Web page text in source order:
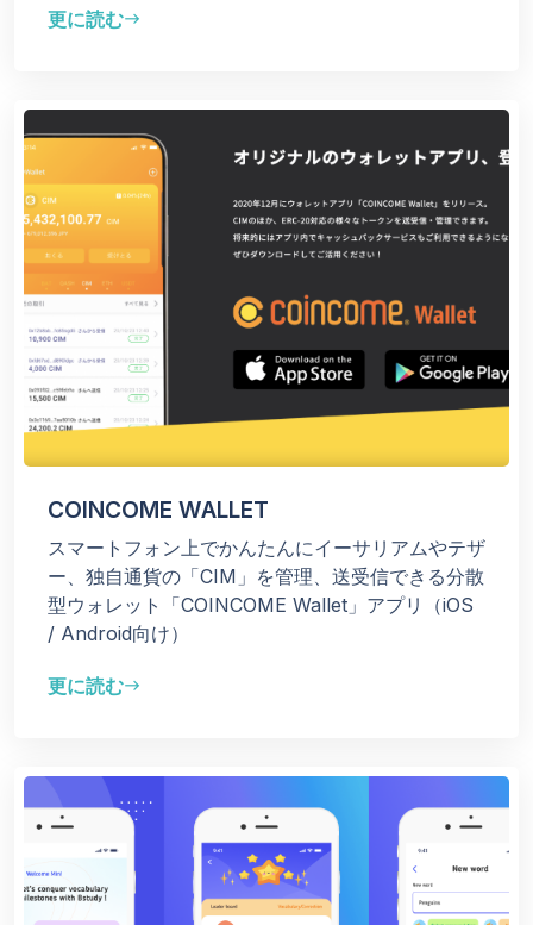
更に読むeast
COINCOME WALLET
スマートフォン上でかんたんにイーサリアムやテザ
ー、独自通貨の「CIM」を管理、送受信できる分散
型ウォレット「COINCOME Wallet」アプリ（iOS
/ Android向け）
更に読むeast